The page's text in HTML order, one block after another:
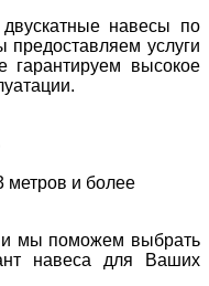
навесы по
услуги
гарантируем высокое
метров и более
мы поможем выбрать
навеса для Ваших